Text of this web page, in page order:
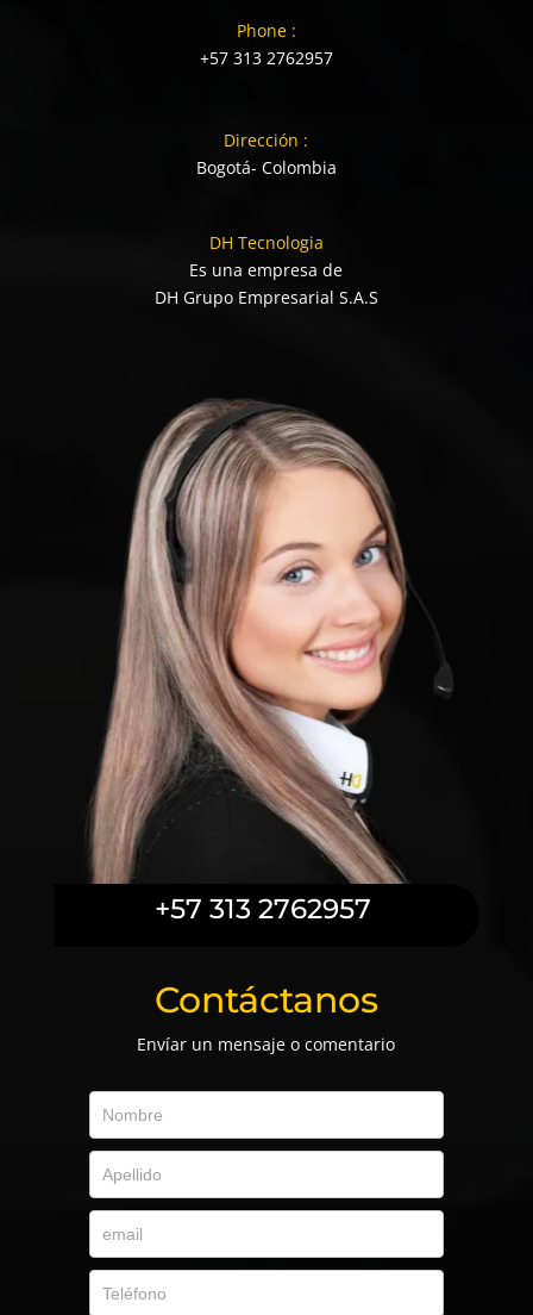
Phone :
+57 313 2762957
Dirección :
Bogotá- Colombia
DH Tecnologia
Es una empresa de
DH Grupo Empresarial S.A.S
+57 313 2762957
Contáctanos
Envíar un mensaje o comentario